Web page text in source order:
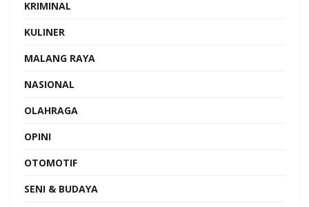
KRIMINAL
KULINER
MALANG RAYA
NASIONAL
OLAHRAGA
OPINI
OTOMOTIF
SENI & BUDAYA